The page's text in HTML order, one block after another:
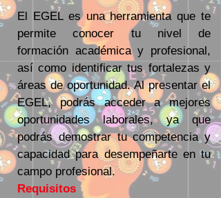
El EGEL es una herramienta que te
permite conocer tu nivel de
formación académica y profesional,
así como identificar tus fortalezas y
áreas de oportunidad. Al presentar el
EGEL, podrás acceder a mejores
oportunidades laborales, ya que
podrás demostrar tu competencia y
capacidad para desempeñarte en tu
campo profesional.
Requisitos